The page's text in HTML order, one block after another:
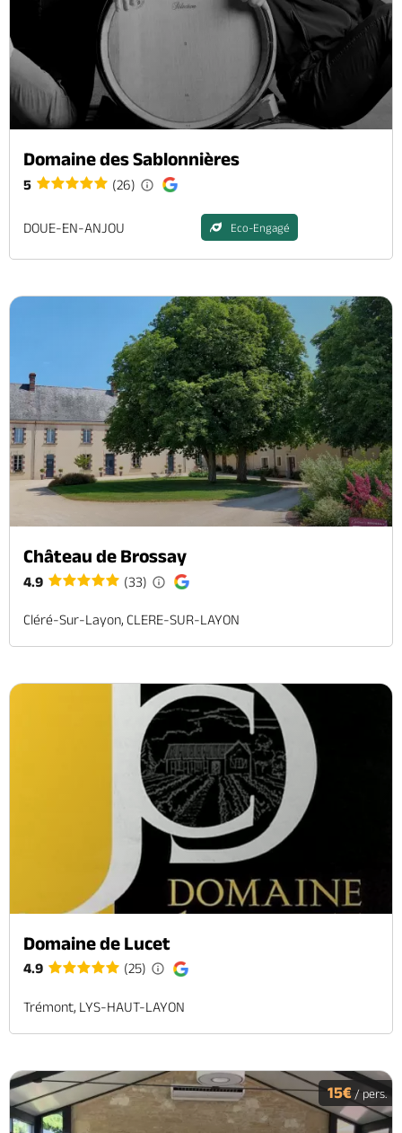
Domaine des Sablonnières
5 (26)
DOUE-EN-ANJOU Eco-Engagé
Château de Brossay
4.9 (33)
Cléré-Sur-Layon, CLERE-SUR-LAYON
Domaine de Lucet
4.9 (25)
Trémont, LYS-HAUT-LAYON
15€ / pers.